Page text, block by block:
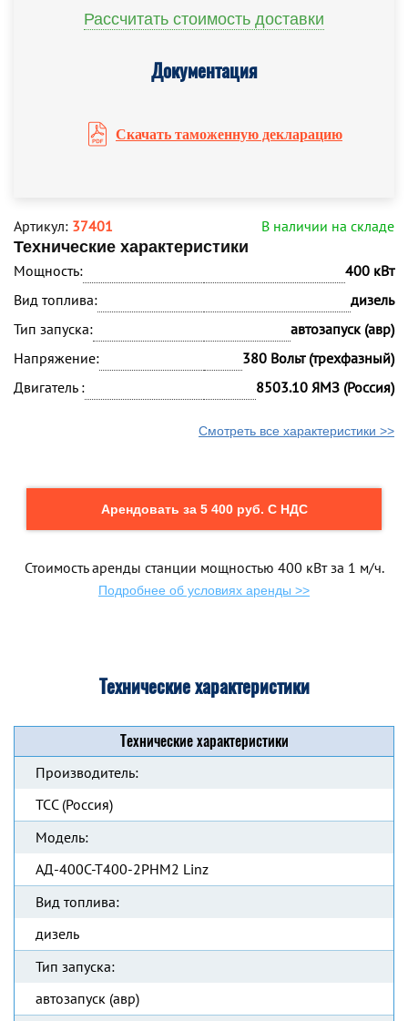
Рассчитать стоимость доставки
Документация
Скачать таможенную декларацию
Артикул: 37401
В наличии на складе
Технические характеристики
Мощность:
400 кВт
Вид топлива:
дизель
Тип запуска:
автозапуск (авр)
Напряжение:
380 Вольт (трехфазный)
Двигатель :
8503.10 ЯМЗ (Россия)
Смотреть все характеристики >>
Арендовать за 5 400 руб. С НДС
Стоимость аренды станции мощностью 400 кВт за 1 м/ч.
Подробнее об условиях аренды >>
Технические характеристики
Технические характеристики
Производитель:
ТСС (Россия)
Модель:
АД-400С-Т400-2РНМ2 Linz
Вид топлива:
дизель
Тип запуска:
автозапуск (авр)